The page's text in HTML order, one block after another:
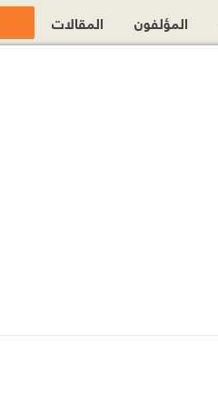
المؤلفون المقالات